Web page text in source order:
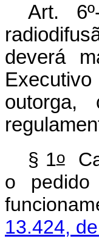
Art.
deverá
outorga,
§ 1o
o
13.424,